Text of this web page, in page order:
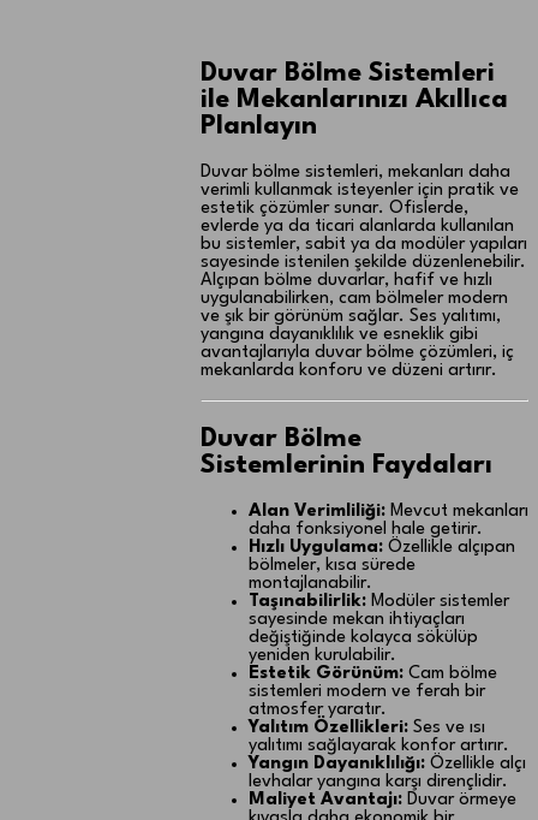
Duvar Bölme Sistemleri
ile Mekanlarınızı Akıllıca
Planlayın
Duvar bölme sistemleri, mekanları daha
verimli kullanmak isteyenler için pratik ve
estetik çözümler sunar. Ofislerde,
evlerde ya da ticari alanlarda kullanılan
bu sistemler, sabit ya da modüler yapıları
sayesinde istenilen şekilde düzenlenebilir.
Alçıpan bölme duvarlar, hafif ve hızlı
uygulanabilirken, cam bölmeler modern
ve şık bir görünüm sağlar. Ses yalıtımı,
yangına dayanıklılık ve esneklik gibi
avantajlarıyla duvar bölme çözümleri, iç
mekanlarda konforu ve düzeni artırır.
Duvar Bölme
Sistemlerinin Faydaları
Alan Verimliliği: Mevcut mekanları
daha fonksiyonel hale getirir.
Hızlı Uygulama: Özellikle alçıpan
bölmeler, kısa sürede
montajlanabilir.
Taşınabilirlik: Modüler sistemler
sayesinde mekan ihtiyaçları
değiştiğinde kolayca sökülüp
yeniden kurulabilir.
Estetik Görünüm: Cam bölme
sistemleri modern ve ferah bir
atmosfer yaratır.
Yalıtım Özellikleri: Ses ve ısı
yalıtımı sağlayarak konfor artırır.
Yangın Dayanıklılığı: Özellikle alçı
levhalar yangına karşı dirençlidir.
Maliyet Avantajı: Duvar örmeye